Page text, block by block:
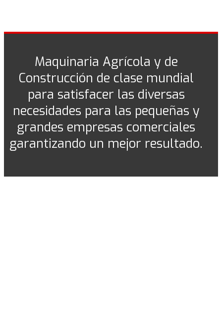
Maquinaria Agrícola y de
Construcción de clase mundial
para satisfacer las diversas
necesidades para las pequeñas y
grandes empresas comerciales
garantizando un mejor resultado.